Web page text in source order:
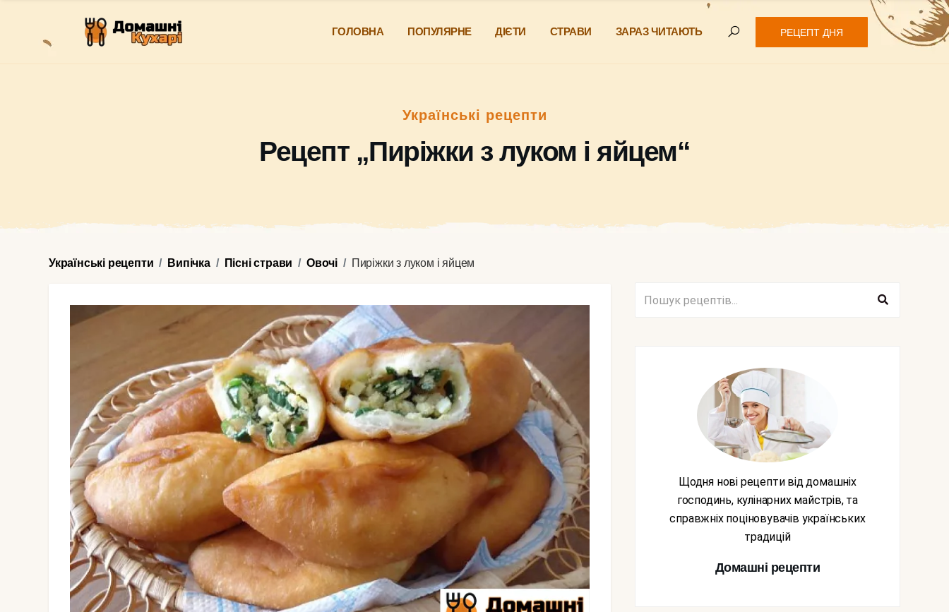
ГОЛОВНА ПОПУЛЯРНЕ ДІЄТИ СТРАВИ ЗАРАЗ ЧИТАЮТЬ РЕЦЕПТ ДНЯ
Українські рецепти
Рецепт „Пиріжки з луком і яйцем“
Українські рецепти Випічка Пісні страви Овочі Пиріжки з луком і яйцем
Щодня нові рецепти від домашніх
господинь, кулінарних майстрів, та
справжніх поціновувачів українських
традицій
Домашні рецепти